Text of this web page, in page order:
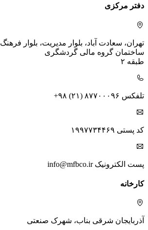
دفتر مرکزی
تهران، سعادت آباد، بلوار مدیریت، بلوار فرهنگ
ساختمان گروه مالی گردشگری
طبقه ۲
تلفکس +۹۸ (۲۱) ۸۷۷۰۰۰۹۶
کد پستی ۱۹۹۷۷۳۴۴۶۹
پست الکترونیک info@mfbco.ir
کارخانه
آذربایجان شرقی بناب، شهرک صنعتی